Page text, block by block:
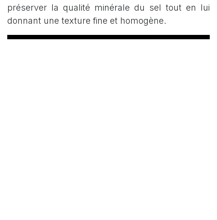
préserver la qualité minérale du sel tout en lui
donnant une texture fine et homogène.